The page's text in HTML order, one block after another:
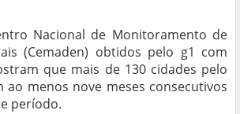
Nacional de Monitoramento de
(Cemaden) obtidos pelo g1 com
que mais de 130 cidades pelo
ao menos nove meses consecutivos
período.